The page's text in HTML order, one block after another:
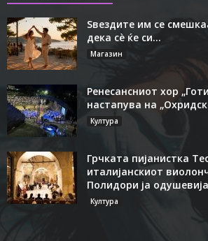
Ѕвездите им се
дека сè ќе си...
Магазин
Ренесансниот хор
настапува на
Култура
Грчката пијанистка
италијанскиот
Полидори ја
Култура